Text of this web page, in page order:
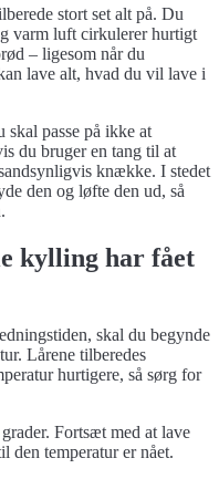
stort set alt på. Du
varm luft cirkulerer hurtigt
– ligesom når du
lave alt, hvad du vil lave i
passe på ikke at
du bruger en tang til at
knække. I stedet
den og løfte den ud, så
kylling har fået
skal du begynde
Lårene tilberedes
hurtigere, så sørg for
Fortsæt med at lave
den temperatur er nået.